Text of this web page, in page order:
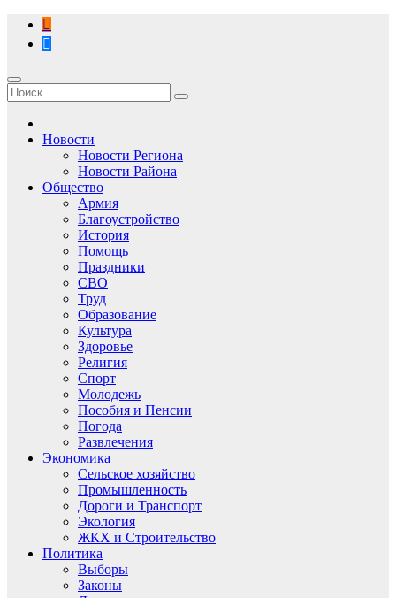
Перейти
содержимому
Новости
Новости Региона
Новости Района
Общество
Армия
Благоустройство
История
Помощь
Праздники
СВО
Труд
Образование
Культура
Здоровье
Религия
Спорт
Молодежь
Пособия и Пенсии
Погода
Развлечения
Экономика
Сельское хозяйство
Промышленность
Дороги и Транспорт
Экология
ЖКХ и Строительство
Политика
Выборы
Законы